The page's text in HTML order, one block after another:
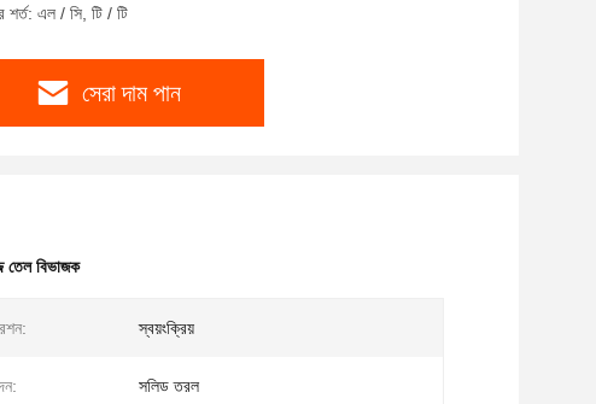
শর্ত: এল / সি, টি / টি
সেরা দাম পান
বিভাজক
স্বয়ংক্রিয়
সলিড তরল